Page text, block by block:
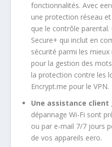
fonctionnalités. Avec
une protection réseau
que le contrôle
Secure+ qui inclut en
sécurité parmi les
pour la gestion des
la protection contre les
Encrypt.me pour le VPN.
Une assistance
dépannage Wi-Fi sont
ou par e-mail 7/7 jours
de vos appareils eero.